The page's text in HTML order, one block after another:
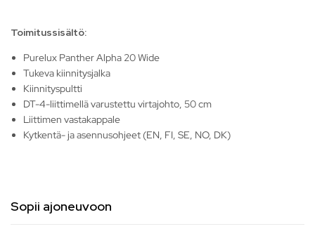
Toimitussisältö:
Purelux Panther Alpha 20 Wide
Tukeva kiinnitysjalka
Kiinnityspultti
DT-4-liittimellä varustettu virtajohto, 50 cm
Liittimen vastakappale
Kytkentä- ja asennusohjeet (EN, FI, SE, NO, DK)
Sopii ajoneuvoon